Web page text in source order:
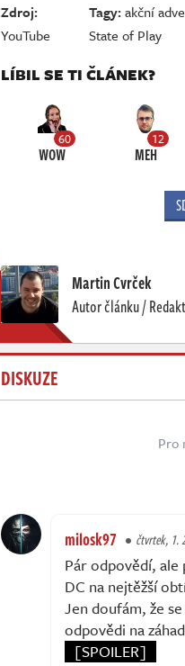
Zdroj:
YouTube
Tagy:akční
State of Play
LÍBIL SE TI ČLÁNEK?
60
WOW
12
MEH
Martin Cvrček
Autor článku /
DISKUZE
Pro
milosk97 čtvrtek, 1.
Pár odpovědí,
DC na nejtěžší
Jen doufám, že
odpovědi na
[SPOILER]